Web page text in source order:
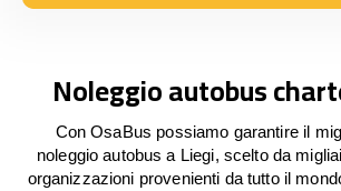
Noleggio autobus
Con OsaBus possiamo garantire il
noleggio autobus a Liegi, scelto da
organizzazioni provenienti da tutto il